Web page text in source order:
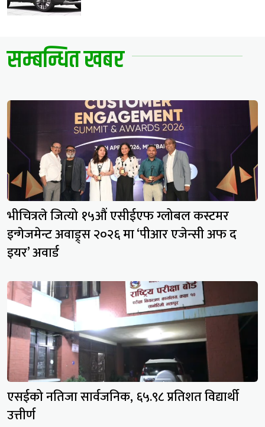
सम्बन्धित खबर
भीचित्रले जित्यो १५औं एसीईएफ ग्लोबल कस्टमर
इन्गेजमेन्ट अवाड्र्स २०२६ मा ‘पीआर एजेन्सी अफ द
इयर’ अवार्ड
एसईको नतिजा सार्वजनिक, ६५.९८ प्रतिशत विद्यार्थी
उत्तीर्ण